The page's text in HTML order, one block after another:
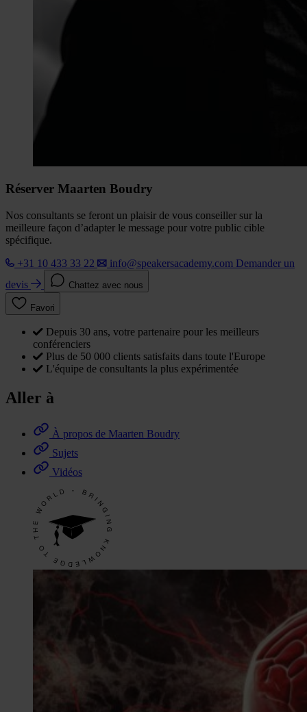
Réserver Maarten Boudry
Nos consultants se feront un plaisir de vous conseiller sur la
meilleure façon d’adapter le message pour votre public cible
spécifique.
+31 10 433 33 22
info@speakersacademy.com Demander un
devis
Chattez avec nous
Favori
Depuis 30 ans, votre partenaire pour les meilleurs
conférenciers
Plus de 50 000 clients satisfaits dans toute l'Europe
L'équipe de consultants la plus expérimentée
Aller à
À propos de Maarten Boudry
Sujets
Vidéos